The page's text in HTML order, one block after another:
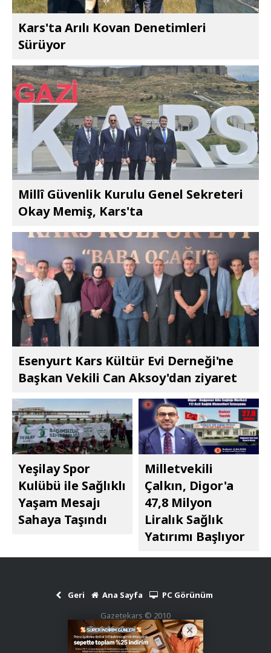
Kars'ta Arılı Kovan Denetimleri
Sürüyor
Millî Güvenlik Kurulu Genel Sekreteri
Okay Memiş, Kars'ta
Esenyurt Kars Kültür Evi Derneği'ne
Başkan Vekili Can Aksoy'dan ziyaret
Yeşilay Spor
Kulübü ile Sağlıklı
Yaşam Mesajı
Sahaya Taşındı
Milletvekili
Çalkın, Digor'a
47,8 Milyon
Liralık Sağlık
Yatırımı Başlıyor
Geri Ana Sayfa
PC Görünüm
Gazetekars © 2010
Haber Scripti